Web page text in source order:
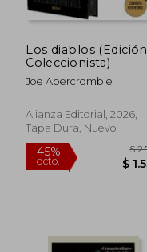
Los diablos (Edición
Coleccionista)
Joe Abercrombie
Alianza Editorial, 2026,
Tapa Dura, Nuevo